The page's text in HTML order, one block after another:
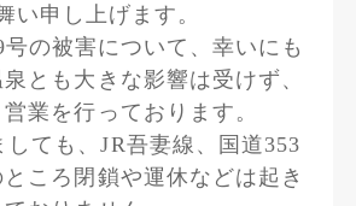
い申し上げます。
の被害について、幸いにも
とも大きな影響は受けず、
業を行っております。
ても、JR吾妻線、国道353
ころ閉鎖や運休などは起き